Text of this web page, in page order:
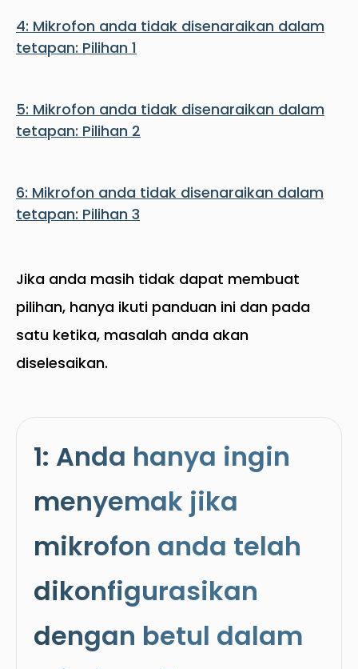
4: Mikrofon anda tidak disenaraikan dalam
tetapan: Pilihan 1
5: Mikrofon anda tidak disenaraikan dalam
tetapan: Pilihan 2
6: Mikrofon anda tidak disenaraikan dalam
tetapan: Pilihan 3
Jika anda masih tidak dapat membuat
pilihan, hanya ikuti panduan ini dan pada
satu ketika, masalah anda akan
diselesaikan.
1: Anda hanya ingin
menyemak jika
mikrofon anda telah
dikonfigurasikan
dengan betul dalam